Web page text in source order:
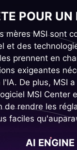
POUR UN
mères MSI sont
et des
prennent en
exigeantes
l'IA. De plus, MSI
MSI Center
de rendre les
faciles
AI ENGINE